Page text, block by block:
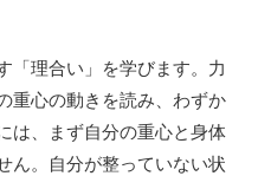
「理合い」を学びます。力
重心の動きを読み、わずか
は、まず自分の重心と身体
ん。自分が整っていない状